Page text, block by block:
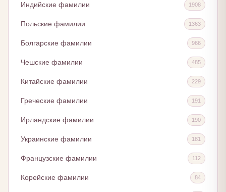
Индийские фамилии 1908
Польские фамилии 1363
Болгарские фамилии 966
Чешские фамилии 485
Китайские фамилии 229
Греческие фамилии 191
Ирландские фамилии 190
Украинские фамилии 181
Французские фамилии 112
Корейские фамилии 84